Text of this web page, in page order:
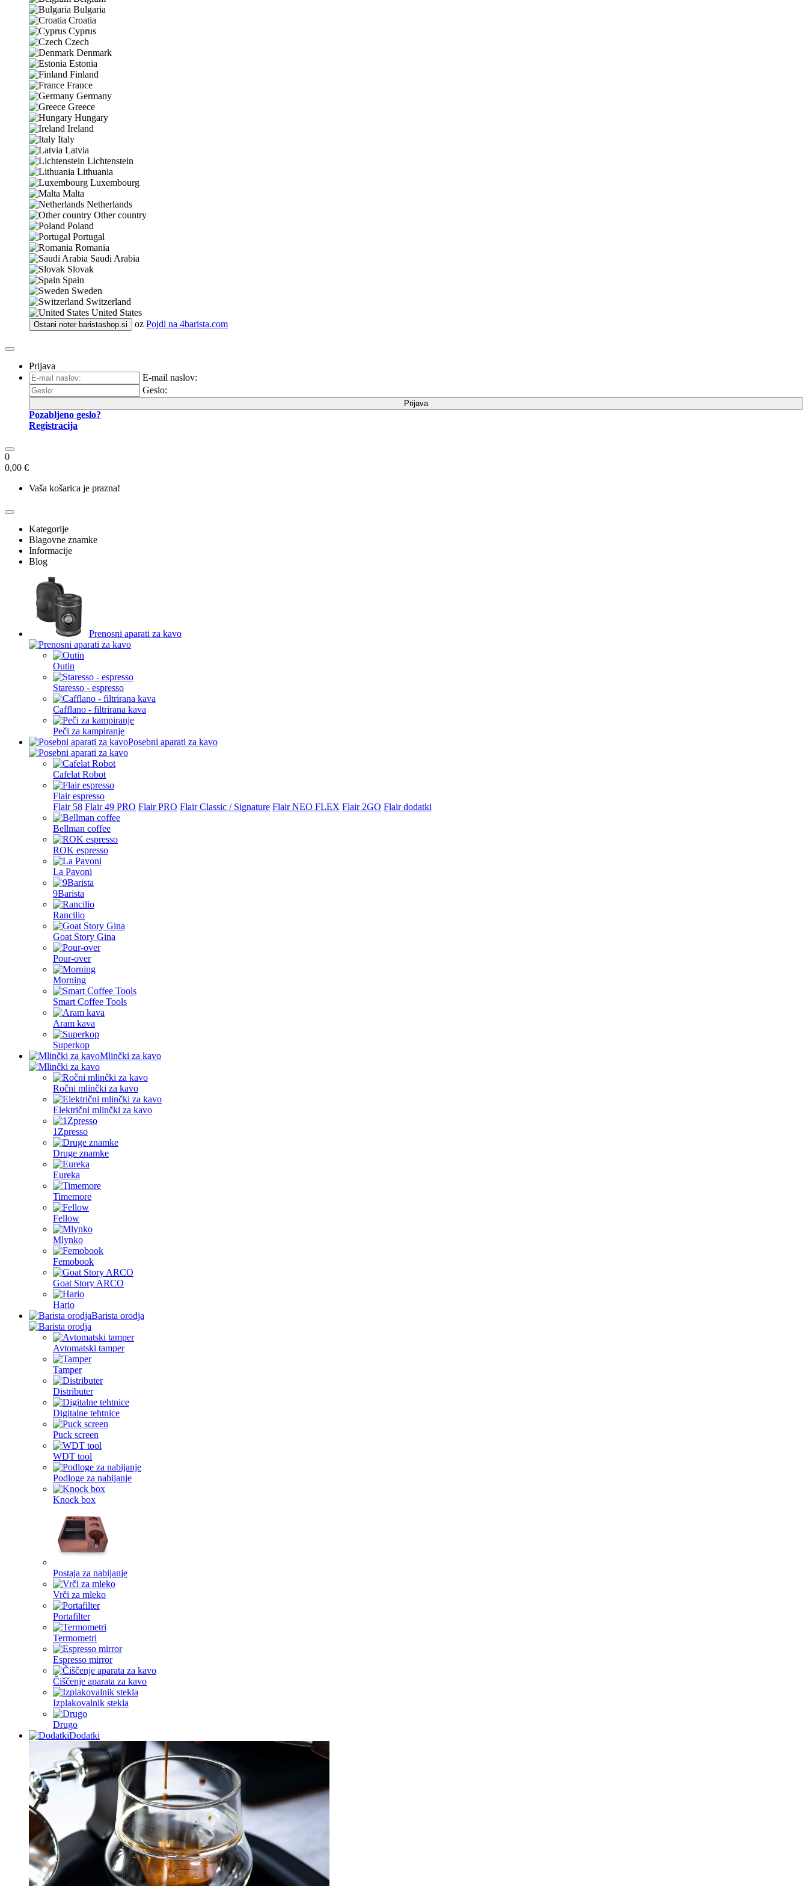
Bulgaria
Croatia
Cyprus
Czech
Denmark
Estonia
Finland
France
Germany
Greece
Hungary
Ireland
Italy
Latvia
Lichtenstein
Lithuania
Luxembourg
Malta
Netherlands
Other country
Poland
Portugal
Romania
Saudi Arabia
Slovak
Spain
Sweden
Switzerland
United States
Ostani noter baristashop.si oz Pojdi na 4barista.com
Prijava
E-mail naslov:
Geslo:
Prijava
Pozabljeno geslo?
Registracija
0
0,00 €
Vaša košarica je prazna!
Kategorije
Blagovne znamke
Informacije
Blog
Prenosni aparati za kavo
Outin
Staresso - espresso
Cafflano - filtrirana kava
Peči za kampiranje
Posebni aparati za kavo
Cafelat Robot
Flair espresso
Flair 58 Flair 49 PRO Flair PRO Flair Classic / Signature Flair NEO FLEX Flair 2GO Flair dodatki
Bellman coffee
ROK espresso
La Pavoni
9Barista
Rancilio
Goat Story Gina
Pour-over
Morning
Smart Coffee Tools
Aram kava
Superkop
Mlinčki za kavo
Ročni mlinčki za kavo
Električni mlinčki za kavo
1Zpresso
Druge znamke
Eureka
Timemore
Fellow
Mlynko
Femobook
Goat Story ARCO
Hario
Barista orodja
Avtomatski tamper
Tamper
Distributer
Digitalne tehtnice
Puck screen
WDT tool
Podloge za nabijanje
Knock box
Postaja za nabijanje
Vrči za mleko
Portafilter
Termometri
Espresso mirror
Čiščenje aparata za kavo
Izplakovalnik stekla
Drugo
Dodatki